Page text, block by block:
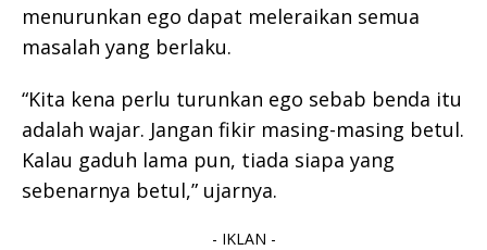
menurunkan ego dapat meleraikan semua
masalah yang berlaku.
“Kita kena perlu turunkan ego sebab benda itu
adalah wajar. Jangan fikir masing-masing betul.
Kalau gaduh lama pun, tiada siapa yang
sebenarnya betul,” ujarnya.
- IKLAN -